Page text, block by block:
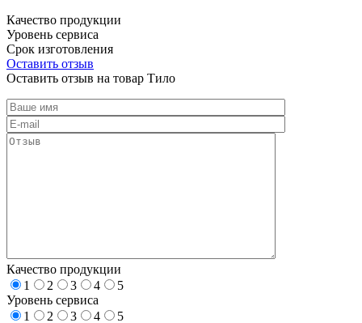
Качество продукции
Уровень сервиса
Срок изготовления
Оставить отзыв
Оставить отзыв на товар Тило
Качество продукции
1
2 3 4
5
Уровень сервиса
1
2 3 4
5